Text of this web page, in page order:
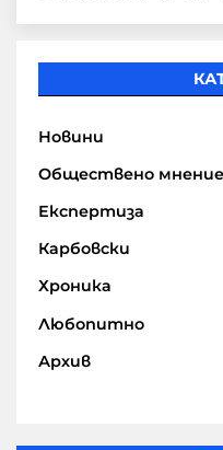
Новини
Обществено мнение
Експертиза
Карбовски
Хроника
Любопитно
Архив